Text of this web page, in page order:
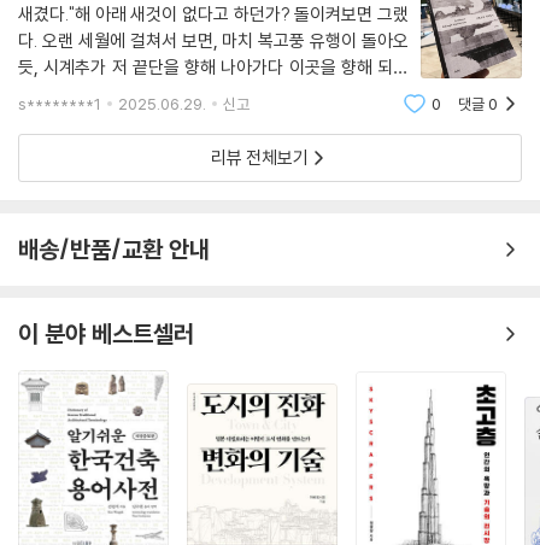
시애틀 도서관을 설계한 콜하스의 눈에 쓰인 것은 ‘해체주의 철학의 해
체’라는 색안경이었다. 중요한 것, 그리고 책 전반에 걸친 여정을 통해 모든
장 말미에 다시 한번 강조할 것은 콜하스와 같은 시도들이 용인 또는 격려
되는 것이 아리스토텔레스의 예술론 덕이라는 점이다.
---「10 시애틀 도서관」중에서
새겼다."해 아래 새것이 없다고 하던가? 돌이켜보면 그랬
다. 오랜 세월에 걸쳐서 보면, 마치 복고풍 유행이 돌아오
듯, 시계추가 저 끝단을 향해 나아가다 이곳을 향해 되돌
아오듯, 일종의 진자 운동을 그리는 듯싶기도 하다. 어느
식을 죄악시하더니, 다음 순간에는 놀라우리
s********1 2025.06.29. 신고 0 댓글0
리뷰 전체보기
배송/반품/교환 안내
이 분야 베스트셀러